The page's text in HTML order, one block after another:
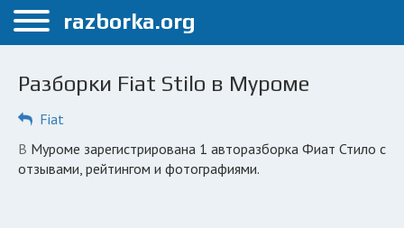
Меню
Муром
ПОЛЬЗОВАТЕЛЯМ
Каталог разборок
Разборки Fiat Stilo в Муроме
Fiat
в Муроме зарегистрирована 1 авторазборка Фиат Стило с
отзывами, рейтингом и фотографиями.
razborka.org